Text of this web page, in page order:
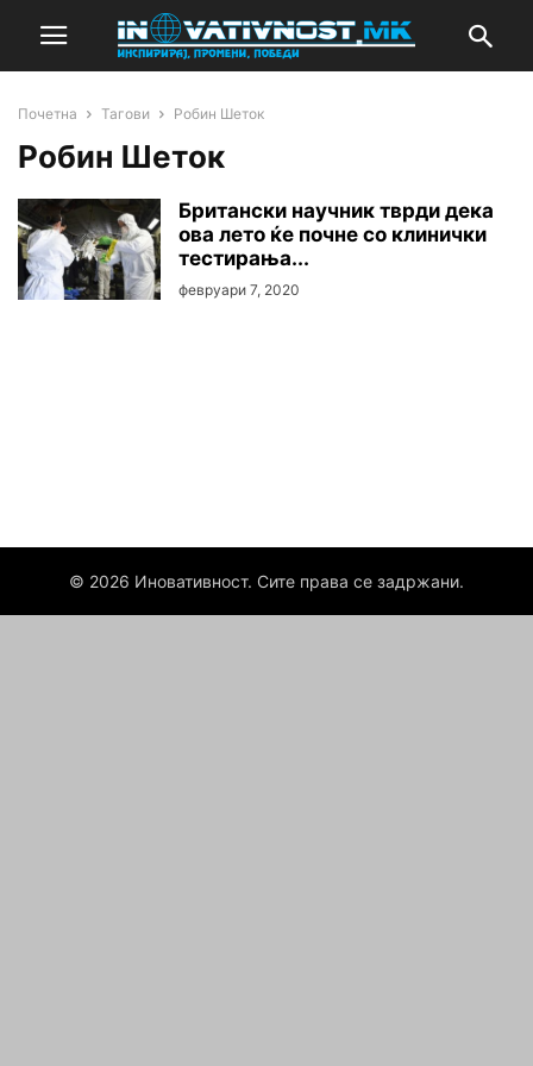
Почетна Тагови Робин Шеток
Робин Шеток
Британски научник тврди дека
ова лето ќе почне со клинички
тестирања...
февруари 7, 2020
© 2026 Иновативност. Сите права се задржани.